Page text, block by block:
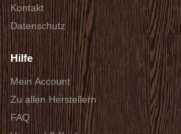
Kontakt
Datenschutz
Hilfe
Mein Account
Zu allen Herstellern
FAQ